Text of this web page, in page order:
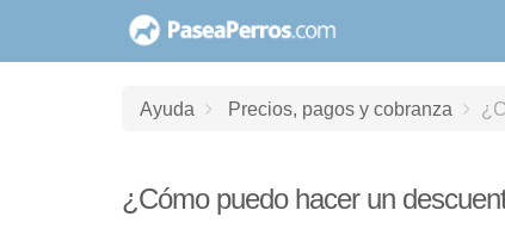
contenido
Ayuda Precios, pagos y cobranza
¿Cómo puedo hacer un